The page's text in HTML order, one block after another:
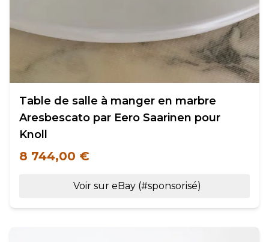
Table de salle à manger en marbre
Aresbescato par Eero Saarinen pour
Knoll
8 744,00 €
Voir sur eBay (#sponsorisé)